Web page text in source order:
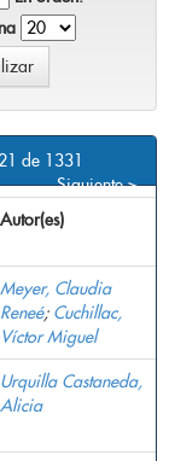
de 1331
Siguiente >
Autor(es)
Meyer, Claudia
Reneé; Cuchillac,
Víctor Miguel
Urquilla Castaneda,
Alicia